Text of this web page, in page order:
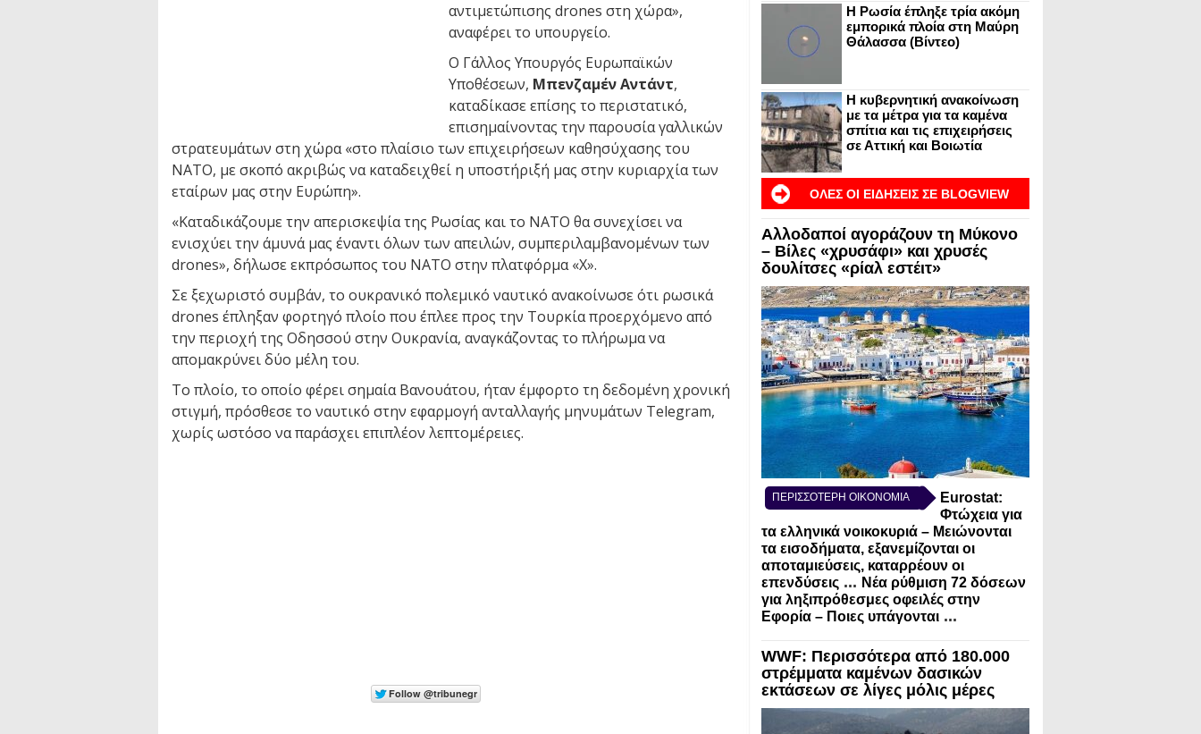
Η Ρωσία έπληξε τρία ακόμη
εμπορικά πλοία στη Μαύρη
Θάλασσα (Βίντεο)
Η κυβερνητική ανακοίνωση
με τα μέτρα για τα καμένα
σπίτια και τις επιχειρήσεις
σε Αττική και Βοιωτία
ΟΛΕΣ ΟΙ ΕΙΔΗΣΕΙΣ ΣΕ BLOGVIEW
Αλλοδαποί αγοράζουν τη Μύκονο
– Βίλες «χρυσάφι» και χρυσές
δουλίτσες «ρίαλ εστέιτ»
ΠΕΡΙΣΣΟΤΕΡΗ ΟΙΚΟΝΟΜΙΑ
Eurostat:
Φτώχεια για
τα ελληνικά νοικοκυριά – Μειώνονται
τα εισοδήματα, εξανεμίζονται οι
αποταμιεύσεις, καταρρέουν οι
επενδύσεις ... Νέα ρύθμιση 72 δόσεων
για ληξιπρόθεσμες οφειλές στην
Εφορία – Ποιες υπάγονται ...
WWF: Περισσότερα από 180.000
στρέμματα καμένων δασικών
εκτάσεων σε λίγες μόλις μέρες
αντιμετώπισης drones στη χώρα»,
αναφέρει το υπουργείο.
Ο Γάλλος Υπουργός Ευρωπαϊκών
Υποθέσεων, Μπενζαμέν Αντάντ,
καταδίκασε επίσης το περιστατικό,
επισημαίνοντας την παρουσία γαλλικών
στρατευμάτων στη χώρα «στο πλαίσιο των επιχειρήσεων καθησύχασης του
ΝΑΤΟ, με σκοπό ακριβώς να καταδειχθεί η υποστήριξή μας στην κυριαρχία των
εταίρων μας στην Ευρώπη».
«Καταδικάζουμε την απερισκεψία της Ρωσίας και το ΝΑΤΟ θα συνεχίσει να
ενισχύει την άμυνά μας έναντι όλων των απειλών, συμπεριλαμβανομένων των
drones», δήλωσε εκπρόσωπος του ΝΑΤΟ στην πλατφόρμα «Χ».
Σε ξεχωριστό συμβάν, το ουκρανικό πολεμικό ναυτικό ανακοίνωσε ότι ρωσικά
drones έπληξαν φορτηγό πλοίο που έπλεε προς την Τουρκία προερχόμενο από
την περιοχή της Οδησσού στην Ουκρανία, αναγκάζοντας το πλήρωμα να
απομακρύνει δύο μέλη του.
Το πλοίο, το οποίο φέρει σημαία Βανουάτου, ήταν έμφορτο τη δεδομένη χρονική
στιγμή, πρόσθεσε το ναυτικό στην εφαρμογή ανταλλαγής μηνυμάτων Telegram,
χωρίς ωστόσο να παράσχει επιπλέον λεπτομέρειες.